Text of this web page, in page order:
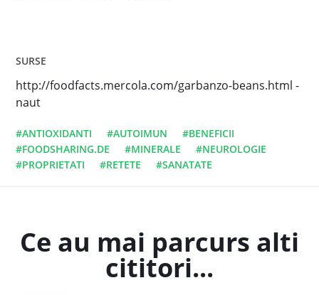
SURSE
http://foodfacts.mercola.com/garbanzo-beans.html -
naut
#ANTIOXIDANTI #AUTOIMUN
#BENEFICII
#FOODSHARING.DE
#MINERALE
#NEUROLOGIE
#PROPRIETATI
#RETETE #SANATATE
Ce au mai parcurs alti
cititori...